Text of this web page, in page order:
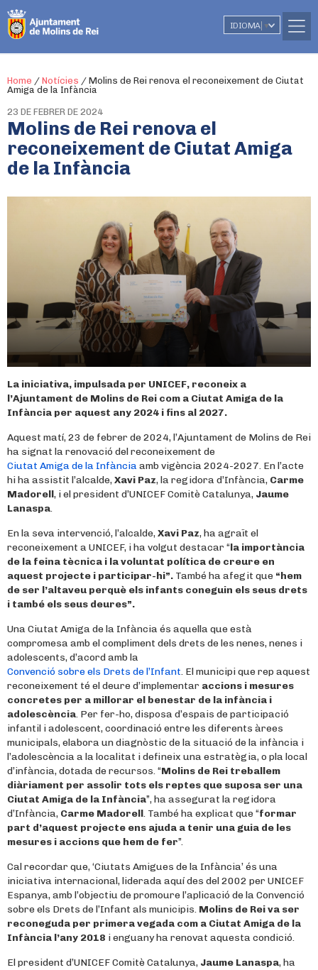
IDIOMA ▼
Home / Notícies / Molins de Rei renova el reconeixement de Ciutat
Amiga de la Infància
23 DE FEBRER DE 2024
Molins de Rei renova el
reconeixement de Ciutat Amiga
de la Infància
La iniciativa, impulsada per UNICEF, reconeix a
l’Ajuntament de Molins de Rei com a Ciutat Amiga de la
Infància per aquest any 2024 i fins al 2027.
Aquest matí, 23 de febrer de 2024, l’Ajuntament de Molins de Rei
ha signat la renovació del reconeixement de
Ciutat Amiga de la Infànciaamb vigència 2024-2027. En l’acte
hi ha assistit l’alcalde,Xavi Paz, la regidora d’Infància, Carme
Madorell, i el president d’UNICEF Comitè Catalunya, Jaume
Lanaspa.
En la seva intervenció, l’alcalde,Xavi Paz, ha agraït el
reconeixement a UNICEF, i ha volgut destacar “la importància
de la feina tècnica i la voluntat política de creure en
aquest projecte i participar-hi”. També ha afegit que “hem
de ser l’altaveu perquè els infants coneguin els seus drets
i també els seus deures”.
Una Ciutat Amiga de la Infància és aquella que està
compromesa amb el compliment dels drets de les nenes, nenes i
adolescents, d’acord amb la
Convenció sobre els Drets de l’Infant. El municipi que rep aquest
reconeixement té el deure d’implementar accions i mesures
concretes per a millorar el benestar de la infància i
adolescència. Per fer-ho, disposa d’espais de participació
infantil i adolescent, coordinació entre les diferents àrees
municipals, elabora un diagnòstic de la situació de la infància i
l’adolescència a la localitat i defineix una estratègia, o pla local
d’infància, dotada de recursos. “Molins de Rei treballem
diàriament per assolir tots els reptes que suposa ser una
Ciutat Amiga de la Infància”, ha assegurat la regidora
d’Infància, Carme Madorell. També ha explicat que “formar
part d’aquest projecte ens ajuda a tenir una guia de les
mesures i accions que hem de fer”.
Cal recordar que, ‘Ciutats Amigues de la Infància’ és una
iniciativa internacional, liderada aquí des del 2002 per UNICEF
Espanya, amb l’objectiu de promoure l’aplicació de la Convenció
sobre els Drets de l’Infant als municipis. Molins de Rei va ser
reconeguda per primera vegada com a Ciutat Amiga de la
Infància l’any 2018 i enguany ha renovat aquesta condició.
El president d’UNICEF Comitè Catalunya, Jaume Lanaspa, ha